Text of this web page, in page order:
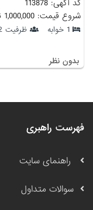
کد آگهی: 113878
شروع قیمت: 1,000,000 تومان
1 خوابه ظرفیت 2-4 نفر
بدون نظر
فهرست راهبری
راهنمای سایت
سوالات متداول